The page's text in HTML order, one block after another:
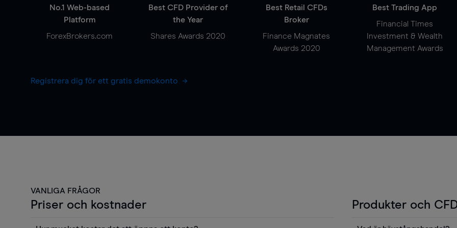
No.1 Web-based
Platform
ForexBrokers.com
Best CFD Provider of
the Year
Shares Awards 2020
Best Retail CFDs
Broker
Finance Magnates
Awards 2020
Best Trading App
Financial Times
Investment & Wealth
Management Awards
Registrera dig för ett gratis demokonto
VANLIGA FRÅGOR
Priser och kostnader Produkter och